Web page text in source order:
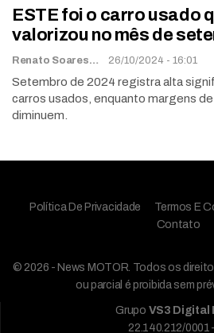
ESTE foi o carro usado
valorizou no mês de
Renato Soares 26/10/2024 - 16:01
Setembro de 2024 registra alta
carros usados, enquanto margens
diminuem.
Política De Privacidade Termos E
Contato
© 2026 - News MOTOR. Todos os
ou parcial é proibida sem
Grupo VS3 Digital
22.140.212/